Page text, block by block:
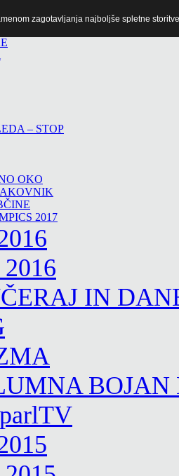
– STOP
OKO
2017
IN
BOJAN
zagotavljanja najboljše spletne